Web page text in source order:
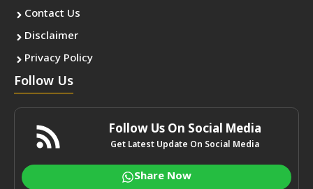
Contact Us
Disclaimer
Privacy Policy
Follow Us
Follow Us On Social Media
Get Latest Update On Social Media
Share Now